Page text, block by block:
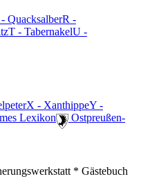
QuacksalberR -
T - TabernakelU -
X - XanthippeY -
Lexikon
️ Ostpreußen-
* Gästebuch